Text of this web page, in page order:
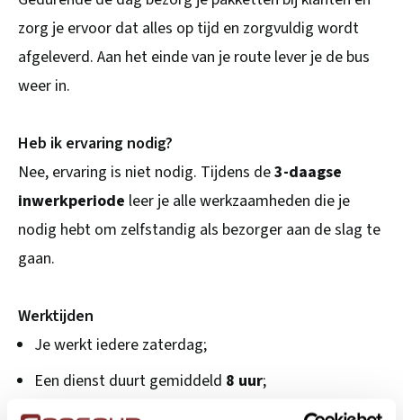
zorg je ervoor dat alles op tijd en zorgvuldig wordt
afgeleverd. Aan het einde van je route lever je de bus
weer in.
Heb ik ervaring nodig?
Nee, ervaring is niet nodig. Tijdens de3-daagse
inwerkperiode leer je alle werkzaamheden die je
nodig hebt om zelfstandig als bezorger aan de slag te
gaan.
Werktijden
Je werkt iedere zaterdag;
Een dienst duurt gemiddeld 8 uur;